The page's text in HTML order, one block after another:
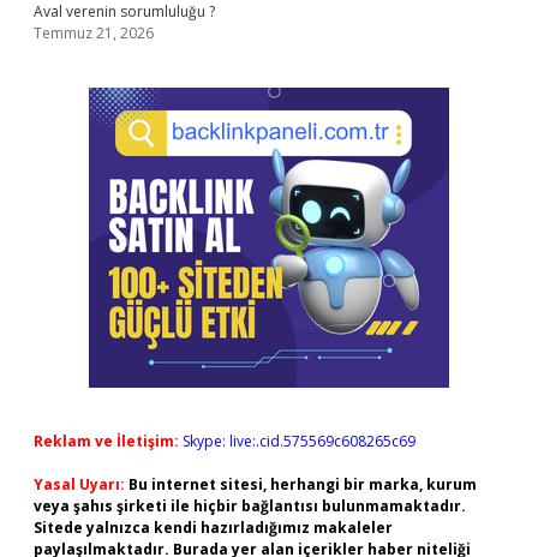
Aval verenin sorumluluğu ?
Temmuz 21, 2026
Reklam ve İletişim: Skype: live:.cid.575569c608265c69
Yasal Uyarı: Bu internet sitesi, herhangi bir marka, kurum
veya şahıs şirketi ile hiçbir bağlantısı bulunmamaktadır.
Sitede yalnızca kendi hazırladığımız makaleler
paylaşılmaktadır. Burada yer alan içerikler haber niteliği